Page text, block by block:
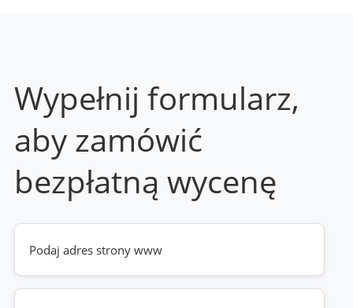
Wypełnij formularz,
aby zamówić
bezpłatną wycenę
Twoja
strona
www
(wymagane)
Telefon